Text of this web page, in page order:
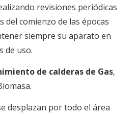
revisiones periódicas
del comienzo de las épocas
siempre su aparato en
de uso.
de calderas de Gas,
desplazan por todo el área